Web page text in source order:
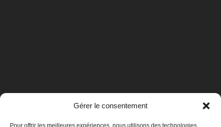
Gérer le consentement
Pour offrir les meilleures expériences, nous utilisons des technologies